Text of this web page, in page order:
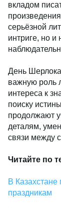
вкладом
серьёзной
интриге, но и
День
важную роль
интереса к
поиску
продолжают
деталям,
связи между
Читайте по
В
праздникам